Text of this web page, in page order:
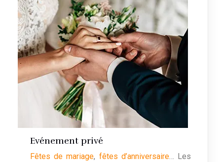
Evénement privé
Fêtes de mariage, fêtes d’anniversaire… Les